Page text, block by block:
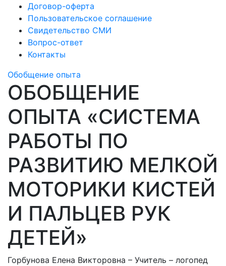
Договор-оферта
Пользовательское соглашение
Свидетельство СМИ
Вопрос-ответ
Контакты
Обобщение опыта
ОБОБЩЕНИЕ
ОПЫТА «СИСТЕМА
РАБОТЫ ПО
РАЗВИТИЮ МЕЛКОЙ
МОТОРИКИ КИСТЕЙ
И ПАЛЬЦЕВ РУК
ДЕТЕЙ»
Горбунова Елена Викторовна – Учитель – логопед